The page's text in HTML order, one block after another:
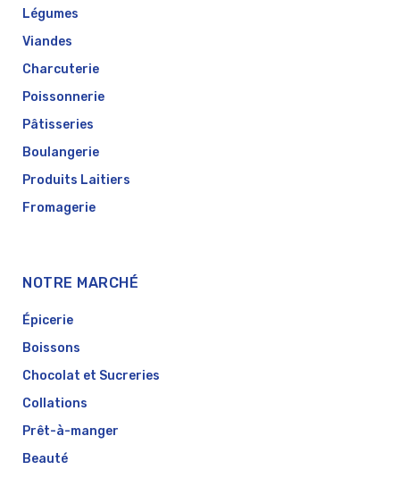
Légumes
Viandes
Charcuterie
Poissonnerie
Pâtisseries
Boulangerie
Produits Laitiers
Fromagerie
NOTRE MARCHÉ
Épicerie
Boissons
Chocolat et Sucreries
Collations
Prêt-à-manger
Beauté